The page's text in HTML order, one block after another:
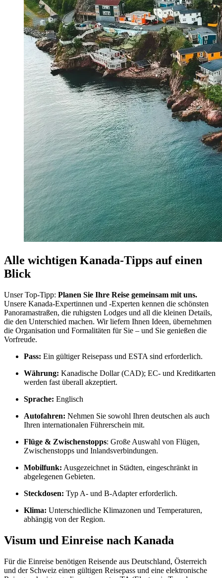
Alle wichtigen Kanada-Tipps auf einen
Blick
Unser Top-Tipp: Planen Sie Ihre Reise gemeinsam mit uns.
Unsere Kanada-Expertinnen und -Experten kennen die schönsten
Panoramastraßen, die ruhigsten Lodges und all die kleinen Details,
die den Unterschied machen. Wir liefern Ihnen Ideen, übernehmen
die Organisation und Formalitäten für Sie – und Sie genießen die
Vorfreude.
Pass: Ein gültiger Reisepass und ESTA sind erforderlich.
Währung: Kanadische Dollar (CAD); EC- und Kreditkarten
werden fast überall akzeptiert.
Sprache: Englisch
Autofahren: Nehmen Sie sowohl Ihren deutschen als auch
Ihren internationalen Führerschein mit.
Flüge & Zwischenstopps: Große Auswahl von Flügen,
Zwischenstopps und Inlandsverbindungen.
Mobilfunk: Ausgezeichnet in Städten, eingeschränkt in
abgelegenen Gebieten.
Steckdosen: Typ A- und B-Adapter erforderlich.
Klima: Unterschiedliche Klimazonen und Temperaturen,
abhängig von der Region.
Visum und Einreise nach Kanada
Für die Einreise benötigen Reisende aus Deutschland, Österreich
und der Schweiz einen gültigen Reisepass und eine elektronische